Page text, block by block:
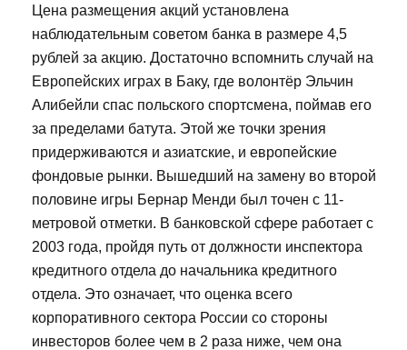
Цена размещения акций установлена
наблюдательным советом банка в размере 4,5
рублей за акцию. Достаточно вспомнить случай на
Европейских играх в Баку, где волонтёр Эльчин
Алибейли спас польского спортсмена, поймав его
за пределами батута. Этой же точки зрения
придерживаются и азиатские, и европейские
фондовые рынки. Вышедший на замену во второй
половине игры Бернар Менди был точен с 11-
метровой отметки. В банковской сфере работает с
2003 года, пройдя путь от должности инспектора
кредитного отдела до начальника кредитного
отдела. Это означает, что оценка всего
корпоративного сектора России со стороны
инвесторов более чем в 2 раза ниже, чем она